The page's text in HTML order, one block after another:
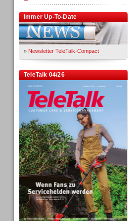
Immer Up-To-Date
» Newsletter TeleTalk-Compact
TeleTalk 04/26
TK- und ACD-Systeme